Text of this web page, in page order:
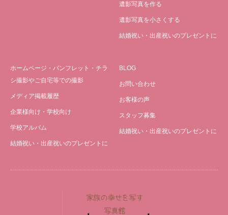
遺影写真を作る
遺影写真を小さくする
結婚祝い・出産祝いのプレゼントに
ホームページ・パンフレット・チラ
シ撮影やご自宅等での撮影
メディア掲載履歴
企業様向け・学校向け
学校アルバム
結婚祝い・出産祝いのプレゼントに
BLOG
お問い合わせ
お客様の声
スタッフ募集
結婚祝い・出産祝いのプレゼントに